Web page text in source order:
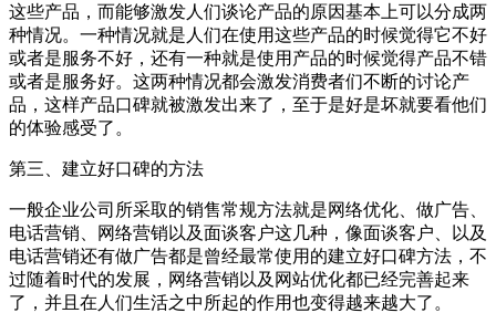
这些产品，而能够激发人们谈论产品的原因基本上可以分成两
种情况。一种情况就是人们在使用这些产品的时候觉得它不好
或者是服务不好，还有一种就是使用产品的时候觉得产品不错
或者是服务好。这两种情况都会激发消费者们不断的讨论产
品，这样产品口碑就被激发出来了，至于是好是坏就要看他们
的体验感受了。
第三、建立好口碑的方法
一般企业公司所采取的销售常规方法就是网络优化、做广告、
电话营销、网络营销以及面谈客户这几种，像面谈客户、以及
电话营销还有做广告都是曾经最常使用的建立好口碑方法，不
过随着时代的发展，网络营销以及网站优化都已经完善起来
了，并且在人们生活之中所起的作用也变得越来越大了。